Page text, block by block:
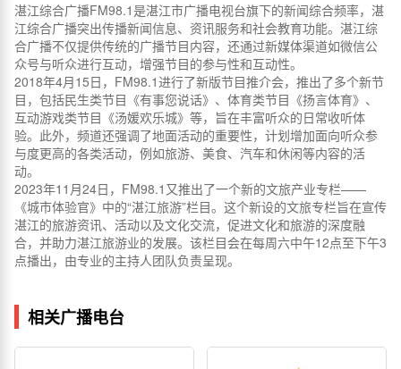
湛江综合广播FM98.1是湛江市广播电视台旗下的新闻综合频率，湛
江综合广播突出传播新闻信息、资讯服务和社会教育功能。湛江综
合广播不仅提供传统的广播节目内容，还通过新媒体渠道如微信公
众号与听众进行互动，增强节目的参与性和互动性。
2018年4月15日，FM98.1进行了新版节目推介会，推出了多个新节
目，包括民生类节目《有事您说话》、体育类节目《扬言体育》、
互动游戏类节目《汤媛欢乐城》等，旨在丰富听众的日常收听体
验。此外，频道还强调了地面活动的重要性，计划增加面向听众参
与度更高的各类活动，例如旅游、美食、汽车和休闲等内容的活
动。
2023年11月24日，FM98.1又推出了一个新的文旅产业专栏——
《城市体验官》中的“湛江旅游”栏目。这个新设的文旅专栏旨在宣传
湛江的旅游资讯、活动以及文化交流，促进文化和旅游的深度融
合，并助力湛江旅游业的发展。该栏目会在每周六中午12点至下午3
点播出，由专业的主持人团队负责呈现。
相关广播电台